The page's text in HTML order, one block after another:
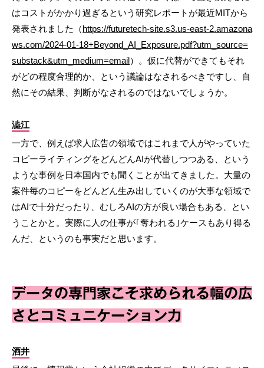
はコストがかかり過ぎるという研究レポートが最近MITから
発表されました（https://futuretech-site.s3.us-east-2.amazona
ws.com/2024-01-18+Beyond_AI_Exposure.pdf?utm_source=
substack&utm_medium=email）。仮に代替ができてもそれ
がどの程度合理的か、という議論はなされるべきですし、自
然にその結果、判断がなされるのではないでしょうか。
澁江
一方で、例えば求人広告の領域ではこれまで人がやっていた
コピーライティングをどんどんAIが代替しつつある、という
ような事例を日本国内でも聞くことが出てきました。大量の
案件毎のコピーをどんどん生み出していくのが大事な領域で
はAIで十分だったり、むしろAIの方が良い場合もある、とい
うことかと。実際に人の仕事が｢奪われる｣ケースもあり得る
んだ、というのも事実だと思います。
データの専門家こそ求められる幅の広
さとコミュニケーション力
酒井